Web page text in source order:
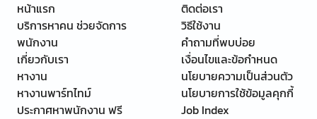
หน้าแรก
บริการหาคน ช่วยจัดการ
พนักงาน
เกี่ยวกับเรา
หางาน
หางานพาร์ทไทม์
ประกาศหาพนักงาน ฟรี
ติดต่อเรา
วิธีใช้งาน
คำถามที่พบบ่อย
เงื่อนไขและข้อกำหนด
นโยบายความเป็นส่วนตัว
นโยบายการใช้ข้อมูลคุกกี้
Job Index